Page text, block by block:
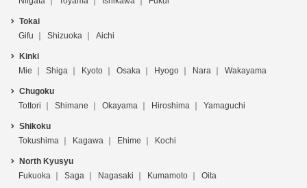
Tokai
Gifu
Shizuoka Aichi
Kinki
Mie
Shiga Kyoto Osaka Hyogo Nara Wakayama
Chugoku
Tottori
Shimane Okayama Hiroshima Yamaguchi
Shikoku
Tokushima
Kagawa Ehime Kochi
North Kyusyu
Fukuoka
Saga Nagasaki Kumamoto Oita